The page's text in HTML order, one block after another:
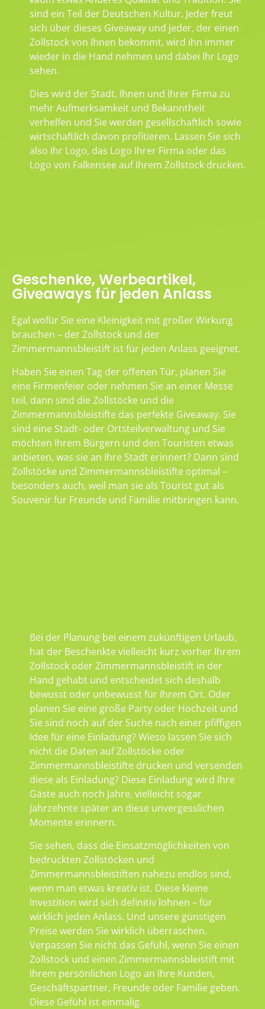
sind ein Teil der Deutschen Kultur. Jeder freut
sich über dieses Giveaway und jeder, der einen
Zollstock von Ihnen bekommt, wird ihn immer
wieder in die Hand nehmen und dabei Ihr Logo
sehen.
Dies wird der Stadt, Ihnen und Ihrer Firma zu
mehr Aufmerksamkeit und Bekanntheit
verhelfen und Sie werden gesellschaftlich sowie
wirtschaftlich davon profitieren. Lassen Sie sich
also Ihr Logo, das Logo Ihrer Firma oder das
Logo von Falkensee auf Ihrem Zollstock drucken.
Geschenke, Werbeartikel,
Giveaways für jeden Anlass
Egal wofür Sie eine Kleinigkeit mit großer Wirkung
brauchen – der Zollstock und der
Zimmermannsbleistift ist für jeden Anlass geeignet.
Haben Sie einen Tag der offenen Tür, planen Sie
eine Firmenfeier oder nehmen Sie an einer Messe
teil, dann sind die Zollstöcke und die
Zimmermannsbleistifte das perfekte Giveaway. Sie
sind eine Stadt- oder Ortsteilverwaltung und Sie
möchten Ihrem Bürgern und den Touristen etwas
anbieten, was sie an Ihre Stadt erinnert? Dann sind
Zollstöcke und Zimmermannsbleistifte optimal –
besonders auch, weil man sie als Tourist gut als
Souvenir für Freunde und Familie mitbringen kann.
Bei der Planung bei einem zukünftigen Urlaub,
hat der Beschenkte vielleicht kurz vorher Ihrem
Zollstock oder Zimmermannsbleistift in der
Hand gehabt und entscheidet sich deshalb
bewusst oder unbewusst für Ihrem Ort. Oder
planen Sie eine große Party oder Hochzeit und
Sie sind noch auf der Suche nach einer pfiffigen
Idee für eine Einladung? Wieso lassen Sie sich
nicht die Daten auf Zollstöcke oder
Zimmermannsbleistifte drucken und versenden
diese als Einladung? Diese Einladung wird Ihre
Gäste auch noch Jahre, vielleicht sogar
Jahrzehnte später an diese unvergesslichen
Momente erinnern.
Sie sehen, dass die Einsatzmöglichkeiten von
bedruckten Zollstöcken und
Zimmermannsbleistiften nahezu endlos sind,
wenn man etwas kreativ ist. Diese kleine
Investition wird sich definitiv lohnen – für
wirklich jeden Anlass. Und unsere günstigen
Preise werden Sie wirklich überraschen.
Verpassen Sie nicht das Gefühl, wenn Sie einen
Zollstock und einen Zimmermannsbleistift mit
Ihrem persönlichen Logo an Ihre Kunden,
Geschäftspartner, Freunde oder Familie geben.
Diese Gefühl ist einmalig.